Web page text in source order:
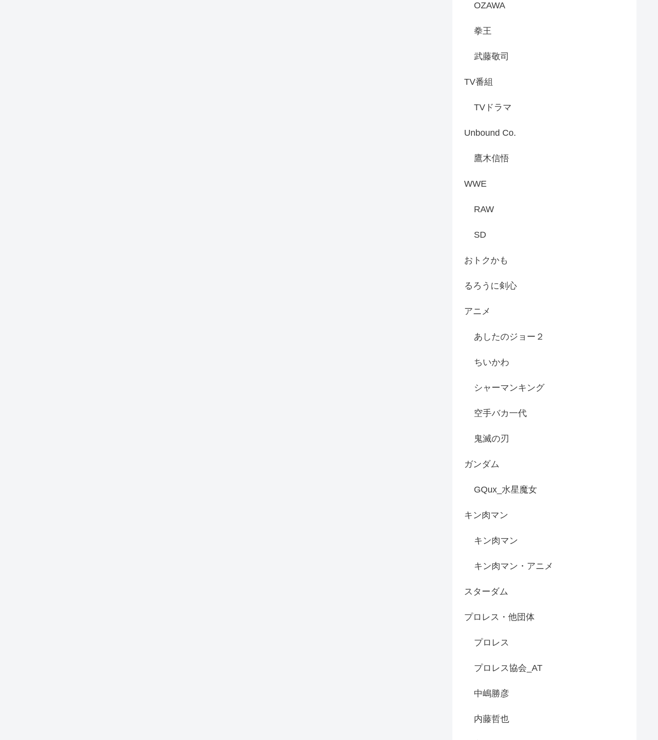
OZAWA
拳王
武藤敬司
TV番組
TVドラマ
Unbound Co.
鷹木信悟
WWE
RAW
SD
おトクかも
るろうに剣心
アニメ
あしたのジョー２
ちいかわ
シャーマンキング
空手バカ一代
鬼滅の刃
ガンダム
GQux_水星魔女
キン肉マン
キン肉マン
キン肉マン・アニメ
スターダム
プロレス・他団体
プロレス
プロレス協会_AT
中嶋勝彦
内藤哲也